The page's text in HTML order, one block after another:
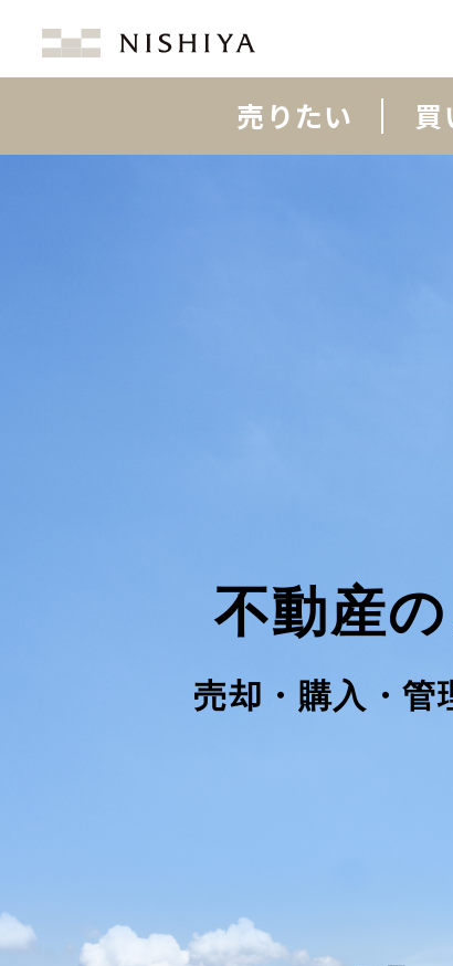
売りたい 買
不動産
売却・購入・管